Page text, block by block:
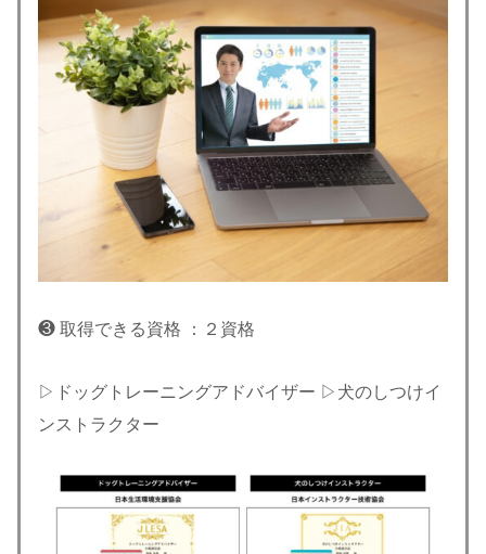
❸ 取得できる資格 ：２資格
▷ドッグトレーニングアドバイザー ▷犬のしつけイ
ンストラクター